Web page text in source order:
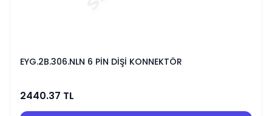
EYG.2B.306.NLN 6 PİN DİŞİ KONNEKTÖR
2440.37 TL